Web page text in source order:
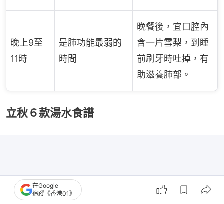
晚上9至
11時
是肺功能最弱的
時間
晚餐後，宜口腔內
含一片雪梨，到睡
前刷牙時吐掉，有
助滋養肺部。
立秋６款湯水食譜
在Google
追蹤《香港01》